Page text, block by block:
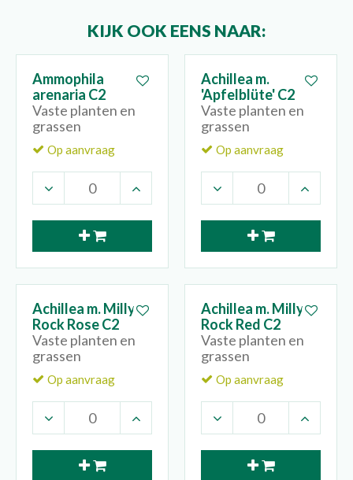
KIJK OOK EENS NAAR:
Ammophila
arenaria C2
Vaste planten en
grassen
Op aanvraag
Achillea m.
'Apfelblüte' C2
Vaste planten en
grassen
Op aanvraag
Achillea m. Milly
Rock Rose C2
Vaste planten en
grassen
Op aanvraag
Achillea m. Milly
Rock Red C2
Vaste planten en
grassen
Op aanvraag